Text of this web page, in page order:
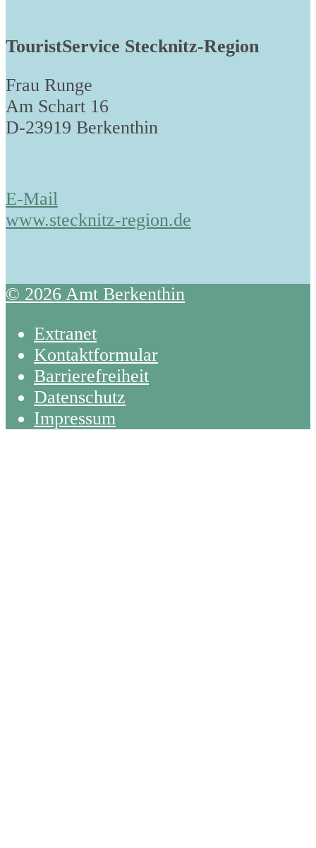
TouristService Stecknitz-Region
Frau Runge
Am Schart 16
D-23919 Berkenthin
E-Mail
www.stecknitz-region.de
© 2026 Amt Berkenthin
Extranet
Kontaktformular
Barrierefreiheit
Datenschutz
Impressum